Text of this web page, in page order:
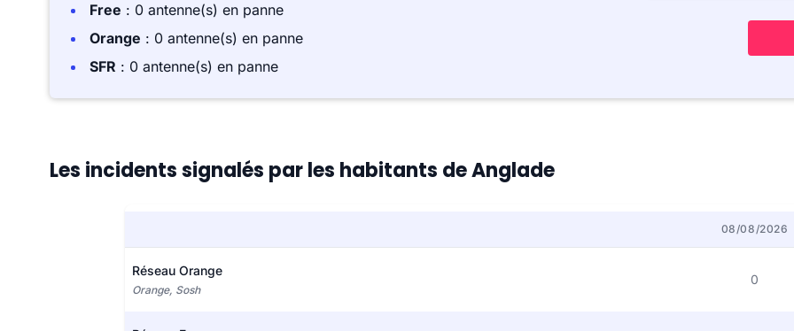
Free : 0 antenne(s) en panne
Orange : 0 antenne(s) en panne
SFR : 0 antenne(s) en panne
Les incidents signalés par les habitants de Anglade
08/08/2026
Réseau Orange
Orange, Sosh
0